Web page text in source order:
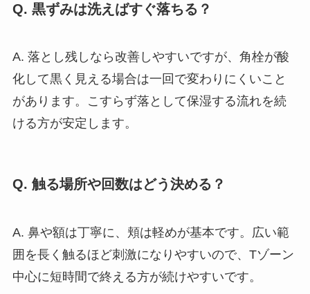
Q. 黒ずみは洗えばすぐ落ちる？
A. 落とし残しなら改善しやすいですが、角栓が酸
化して黒く見える場合は一回で変わりにくいこと
があります。こすらず落として保湿する流れを続
ける方が安定します。
Q. 触る場所や回数はどう決める？
A. 鼻や額は丁寧に、頬は軽めが基本です。広い範
囲を長く触るほど刺激になりやすいので、Tゾーン
中心に短時間で終える方が続けやすいです。